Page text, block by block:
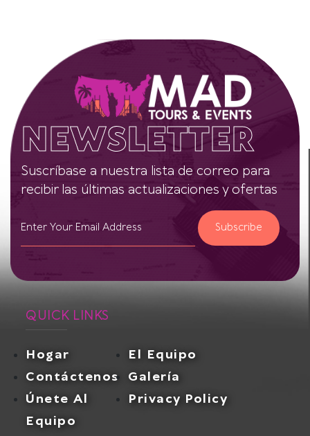
NEWSLETTER
Suscríbase a nuestra lista de correo para
recibir las últimas actualizaciones y ofertas
Subscribe
QUICK LINKS
Hogar
El Equipo
Contáctenos Galería
Únete Al
Equipo
Privacy Policy